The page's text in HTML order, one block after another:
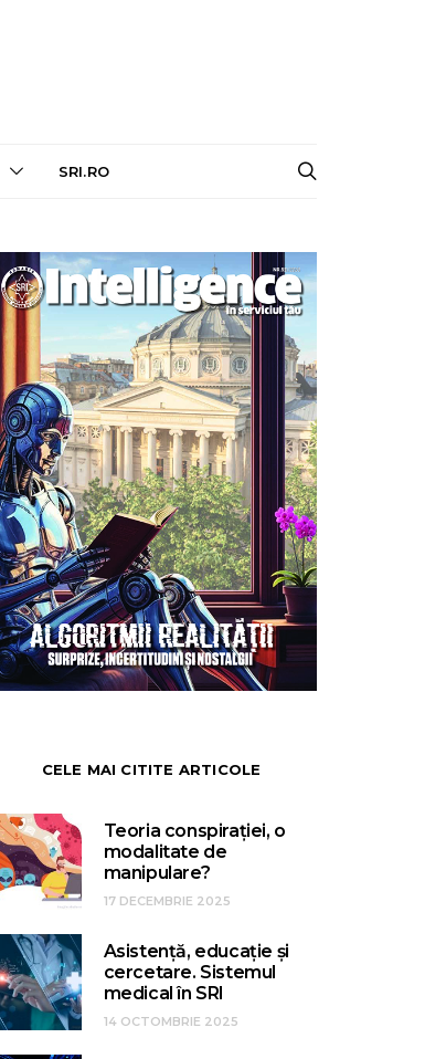
SRI.RO
CELE MAI CITITE ARTICOLE
Teoria conspirației, o
modalitate de
manipulare?
17 DECEMBRIE 2025
Asistență, educație și
cercetare. Sistemul
medical în SRI
14 OCTOMBRIE 2025